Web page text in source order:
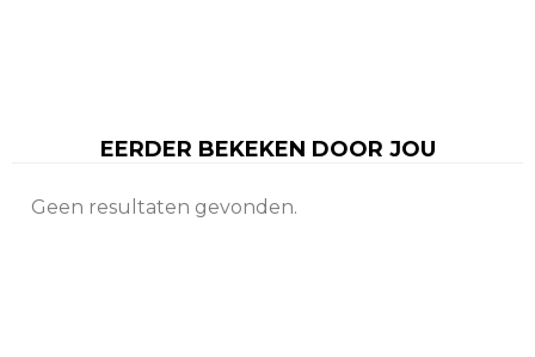
EERDER BEKEKEN DOOR JOU
Geen resultaten gevonden.